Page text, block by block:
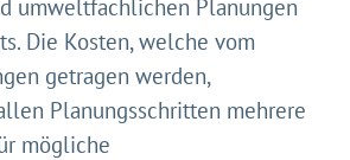
umweltfachlichen Planungen
Die Kosten, welche vom
getragen werden,
Planungsschritten mehrere
mögliche